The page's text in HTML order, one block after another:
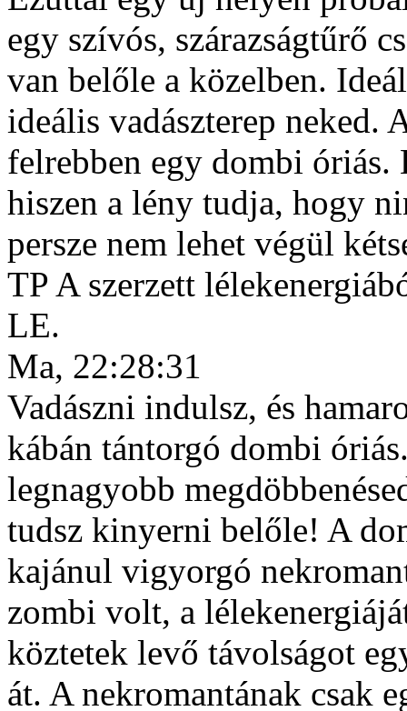
egy szívós, szárazságtűrő
van belőle a közelben.
ideális vadászterep neked.
felrebben egy dombi óriás.
hiszen a lény tudja, hogy
persze nem lehet végül
TP A szerzett
LE.
Ma, 22:28:31
Vadászni indulsz, és
kábán tántorgó dombi
legnagyobb
tudsz kinyerni belőle! A
kajánul vigyorgó
zombi volt, a
köztetek levő távolságot
át. A nekromantának csak